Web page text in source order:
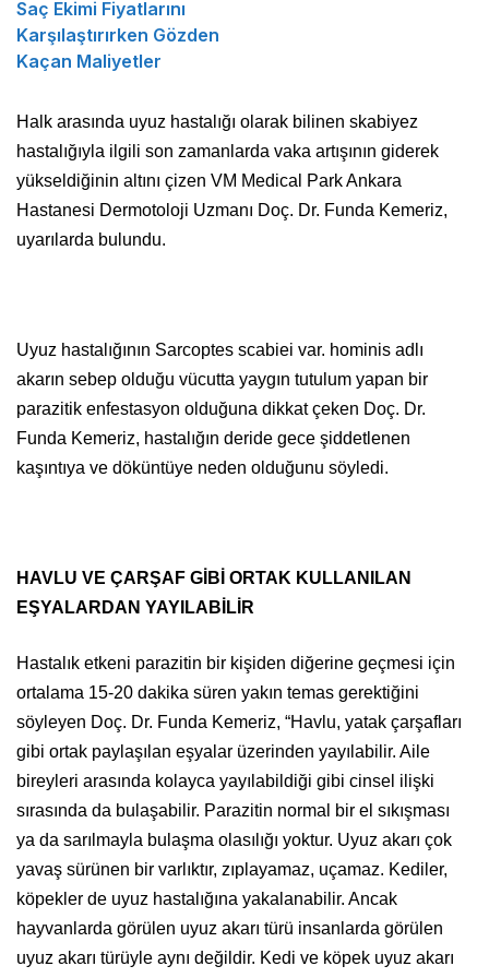
Saç Ekimi Fiyatlarını
Karşılaştırırken Gözden
Kaçan Maliyetler
Halk arasında uyuz hastalığı olarak bilinen skabiyez
hastalığıyla ilgili son zamanlarda vaka artışının giderek
yükseldiğinin altını çizen VM Medical Park Ankara
Hastanesi Dermotoloji Uzmanı Doç. Dr. Funda Kemeriz,
uyarılarda bulundu.
Uyuz hastalığının Sarcoptes scabiei var. hominis adlı
akarın sebep olduğu vücutta yaygın tutulum yapan bir
parazitik enfestasyon olduğuna dikkat çeken Doç. Dr.
Funda Kemeriz, hastalığın deride gece şiddetlenen
kaşıntıya ve döküntüye neden olduğunu söyledi.
HAVLU VE ÇARŞAF GİBİ ORTAK KULLANILAN
EŞYALARDAN YAYILABİLİR
Hastalık etkeni parazitin bir kişiden diğerine geçmesi için
ortalama 15-20 dakika süren yakın temas gerektiğini
söyleyen Doç. Dr. Funda Kemeriz, “Havlu, yatak çarşafları
gibi ortak paylaşılan eşyalar üzerinden yayılabilir. Aile
bireyleri arasında kolayca yayılabildiği gibi cinsel ilişki
sırasında da bulaşabilir. Parazitin normal bir el sıkışması
ya da sarılmayla bulaşma olasılığı yoktur. Uyuz akarı çok
yavaş sürünen bir varlıktır, zıplayamaz, uçamaz. Kediler,
köpekler de uyuz hastalığına yakalanabilir. Ancak
hayvanlarda görülen uyuz akarı türü insanlarda görülen
uyuz akarı türüyle aynı değildir. Kedi ve köpek uyuz akarı